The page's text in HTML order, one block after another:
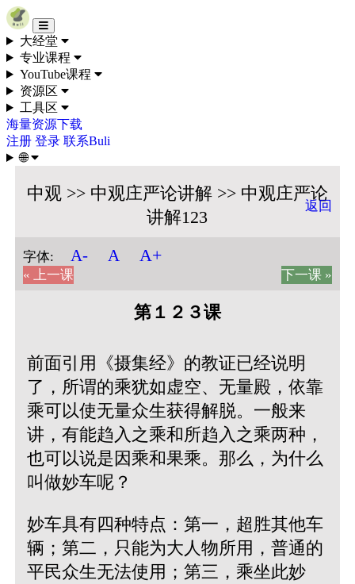
Skip to content
大经堂
专业课程
YouTube课程
资源区
工具区
海量资源下载
注册 登录 联系Buli
🌐
中观 >> 中观庄严论讲解 >> 中观庄严论
讲解123
返回
字体: A- A A+
« 上一课 下一课 »
第１２３课
前面引用《摄集经》的教证已经说明
了，所谓的乘犹如虚空、无量殿，依靠
乘可以使无量众生获得解脱。一般来
讲，有能趋入之乘和所趋入之乘两种，
也可以说是因乘和果乘。那么，为什么
叫做妙车呢？
妙车具有四种特点：第一，超胜其他车
辆；第二，只能为大人物所用，普通的
平民众生无法使用；第三，乘坐此妙